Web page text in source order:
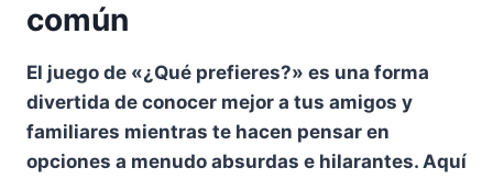
común
El juego de «¿Qué prefieres?» es una forma
divertida de conocer mejor a tus amigos y
familiares mientras te hacen pensar en
opciones a menudo absurdas e hilarantes. Aquí